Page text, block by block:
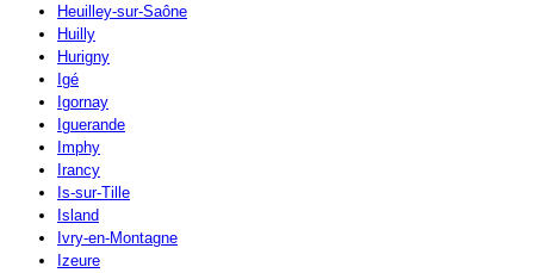
Heuilley-sur-Saône
Huilly
Hurigny
Igé
Igornay
Iguerande
Imphy
Irancy
Is-sur-Tille
Island
Ivry-en-Montagne
Izeure